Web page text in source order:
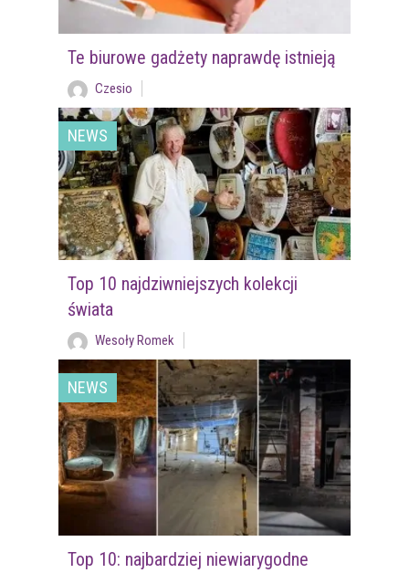
Te biurowe gadżety naprawdę istnieją
Czesio
NEWS
Top 10 najdziwniejszych kolekcji
świata
Wesoły Romek
NEWS
Top 10: najbardziej niewiarygodne